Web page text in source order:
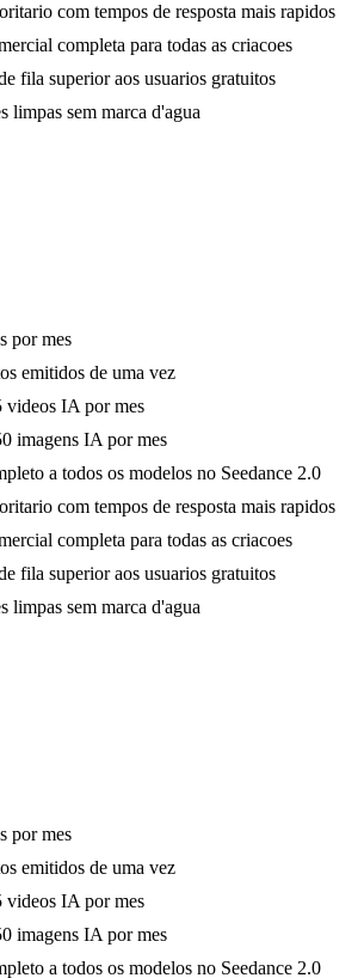
com tempos de resposta mais rapidos
completa para todas as criacoes
fila superior aos usuarios gratuitos
limpas sem marca d'agua
por mes
emitidos de uma vez
videos IA por mes
imagens IA por mes
a todos os modelos no Seedance 2.0
com tempos de resposta mais rapidos
completa para todas as criacoes
fila superior aos usuarios gratuitos
limpas sem marca d'agua
por mes
emitidos de uma vez
videos IA por mes
imagens IA por mes
a todos os modelos no Seedance 2.0